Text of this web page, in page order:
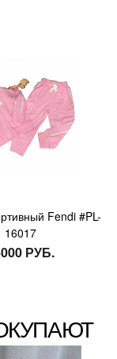
Fendi #PL-
16017
РУБ.